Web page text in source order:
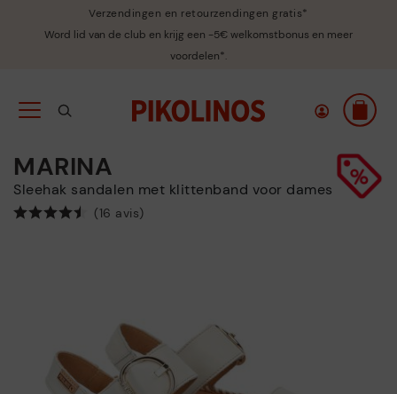
Verzendingen en retourzendingen gratis*
Word lid van de club en krijg een -5€ welkomstbonus en meer
voordelen*.
MARINA
Sleehak sandalen met klittenband voor dames
(16 avis)